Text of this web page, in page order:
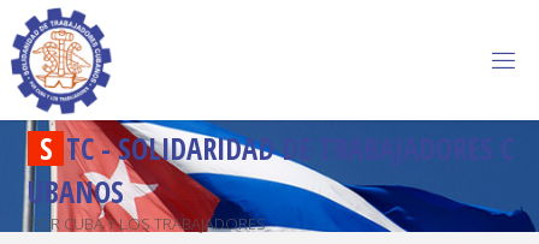
S TC-SOLIDARIDADD R A BAJADORES C
U BANOS
POR CUBA Y LOS TRABAJADORES